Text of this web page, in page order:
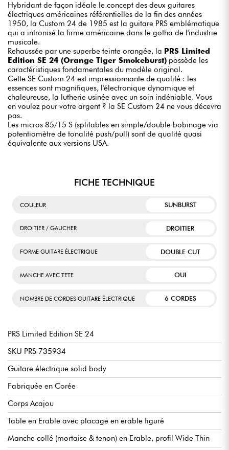
Hybridant de façon idéale le concept des deux guitares
électriques américaines référentielles de la fin des années
1950, la Custom 24 de 1985 est la guitare PRS emblématique
qui a intronisé la firme américaine dans le gotha de l'industrie
musicale.
Rehaussée par une superbe teinte orangée, la PRS Limited
Edition SE 24 (Orange Tiger Smokeburst) possède les
caractéristiques fondamentales du modèle original.
Cette SE Custom 24 est impressionnante de qualité : les
essences sont magnifiques, l'électronique dynamique et
chaleureuse, la lutherie usinée avec un soin indéniable. Vous
en voulez pour votre argent ? la SE Custom 24 ne vous décevra
pas.
Les micros 85/15 S (splitables en simple/double bobinage via
potentiomètre de tonalité push/pull) sont de qualité quasi
équivalente aux versions USA.
FICHE TECHNIQUE
COULEUR SUNBURST
DROITIER / GAUCHER DROITIER
FORME GUITARE ÉLECTRIQUE DOUBLE CUT
MANCHE AVEC TETE OUI
NOMBRE DE CORDES GUITARE ÉLECTRIQUE 6 CORDES
PRS Limited Edition SE 24
SKU PRS 735934
Guitare électrique solid body
Fabriquée en Corée
Corps Acajou
Table en Erable avec placage en erable figuré
Manche collé (mortaise & tenon) en Erable, profil Wide Thin